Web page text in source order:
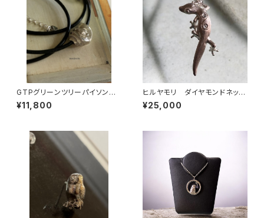
GTPグリーンツリーパイソンの
ブレスレット＆ネックレス
¥11,800
ヒルヤモリ ダイヤモンドネック
レス
¥25,000